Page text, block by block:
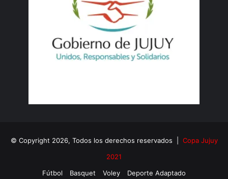
© Copyright 2026, Todos los derechos reservados | Copa Jujuy
2021
Fútbol
Basquet Voley Deporte Adaptado